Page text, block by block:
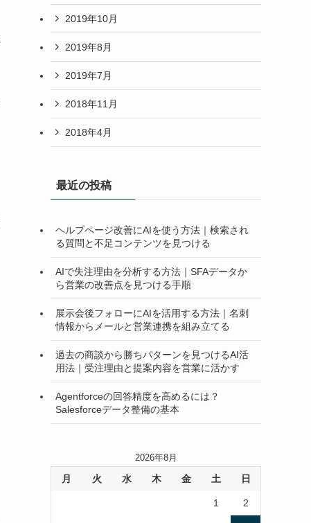
2019年10月
2019年8月
2019年7月
2018年11月
2018年4月
最近の投稿
ヘルプページ改善にAIを使う方法｜検索され
る質問と不足コンテンツを見つける
AIで失注理由を分析する方法｜SFAデータか
ら営業の改善点を見つける手順
展示会後フォローにAIを活用する方法｜名刺
情報からメールと営業連携を組み立てる
過去の商談から勝ちパターンを見つけるAI活
用法｜受注理由と提案内容を営業に活かす
Agentforceの回答精度を高めるには？
Salesforceデータ整備の基本
2026年8月
月 火 水 木 金 土 日
1 2